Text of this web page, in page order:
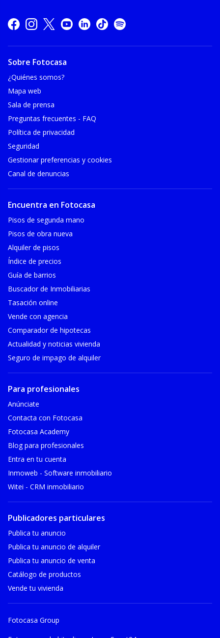
Sobre Fotocasa
¿Quiénes somos?
Mapa web
Sala de prensa
Preguntas frecuentes - FAQ
Política de privacidad
Seguridad
Gestionar preferencias y cookies
Canal de denuncias
Encuentra en Fotocasa
Pisos de segunda mano
Pisos de obra nueva
Alquiler de pisos
Índice de precios
Guía de barrios
Buscador de Inmobiliarias
Tasación online
Vende con agencia
Comparador de hipotecas
Actualidad y noticias vivienda
Seguro de impago de alquiler
Para profesionales
Anúnciate
Contacta con Fotocasa
Fotocasa Academy
Blog para profesionales
Entra en tu cuenta
Inmoweb - Software inmobiliario
Witei - CRM inmobiliario
Publicadores particulares
Publica tu anuncio
Publica tu anuncio de alquiler
Publica tu anuncio de venta
Catálogo de productos
Vende tu vivienda
Fotocasa Group